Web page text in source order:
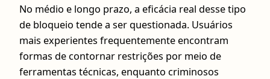
No médio e longo prazo, a eficácia real desse tipo
de bloqueio tende a ser questionada. Usuários
mais experientes frequentemente encontram
formas de contornar restrições por meio de
ferramentas técnicas, enquanto criminosos